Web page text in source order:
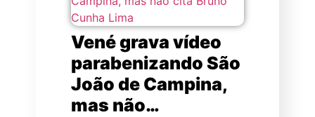
Vené grava vídeo
parabenizando São
João de Campina,
mas não…